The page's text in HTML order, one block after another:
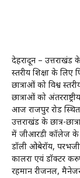
देहरादून – उत्तराखंड
स्तरीय शिक्षा के लिए
छात्राओं को विश्व
छात्राओं को
आज राजपुर रोड
उत्तराखंड के छात्र-
में जीआरडी कॉलेज के
डॉली ओबेरॉय,
कालरा एवं डॉक्टर
रहमान रीजनल,